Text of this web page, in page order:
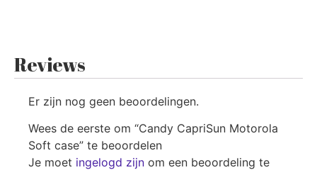
Reviews
Er zijn nog geen beoordelingen.
Wees de eerste om “Candy CapriSun Motorola
Soft case” te beoordelen
Je moet ingelogd zijn om een beoordeling te